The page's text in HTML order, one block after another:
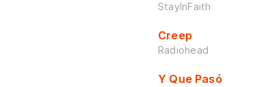
StayInFaith
Creep
Radiohead
Y Que Pasó